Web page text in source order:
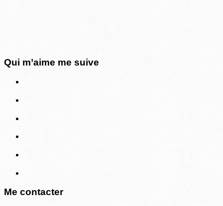
Qui m’aime me suive
Me contacter